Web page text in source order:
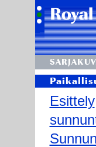
Esittely